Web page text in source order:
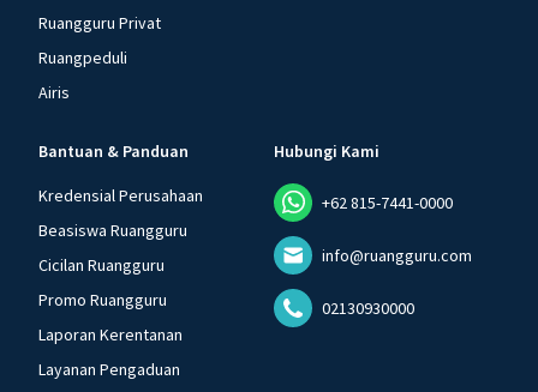
Ruangguru Privat
Ruangpeduli
Airis
Bantuan & Panduan
Kredensial Perusahaan
Beasiswa Ruangguru
Cicilan Ruangguru
Promo Ruangguru
Laporan Kerentanan
Layanan Pengaduan
Hubungi Kami
+62 815-7441-0000
info@ruangguru.com
02130930000